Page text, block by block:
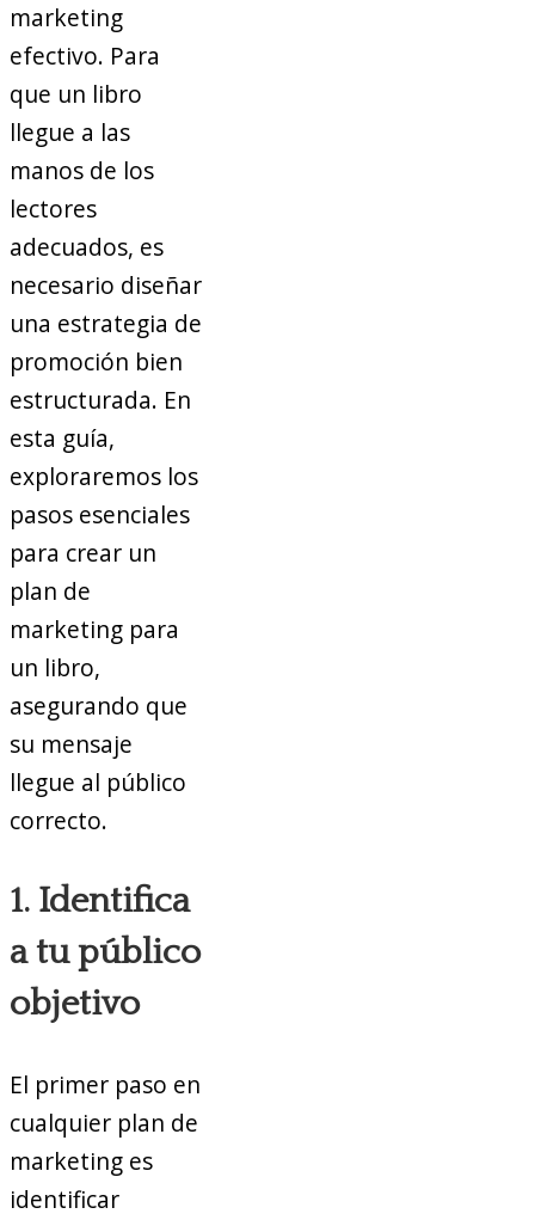
marketing
efectivo. Para
que un libro
llegue a las
manos de los
lectores
adecuados, es
necesario diseñar
una estrategia de
promoción bien
estructurada. En
esta guía,
exploraremos los
pasos esenciales
para crear un
plan de
marketing para
un libro,
asegurando que
su mensaje
llegue al público
correcto.
1. Identifica
a tu público
objetivo
El primer paso en
cualquier plan de
marketing es
identificar